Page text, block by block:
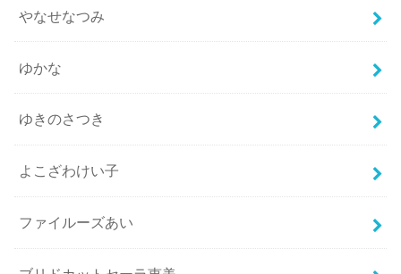
やなせなつみ
ゆかな
ゆきのさつき
よこざわけい子
ファイルーズあい